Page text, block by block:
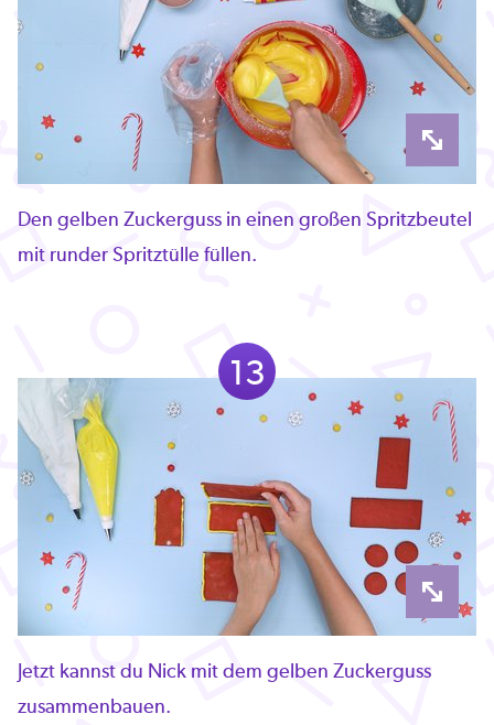
Den gelben Zuckerguss in einen großen Spritzbeutel
mit runder Spritztülle füllen.
13
Jetzt kannst du Nick mit dem gelben Zuckerguss
zusammenbauen.